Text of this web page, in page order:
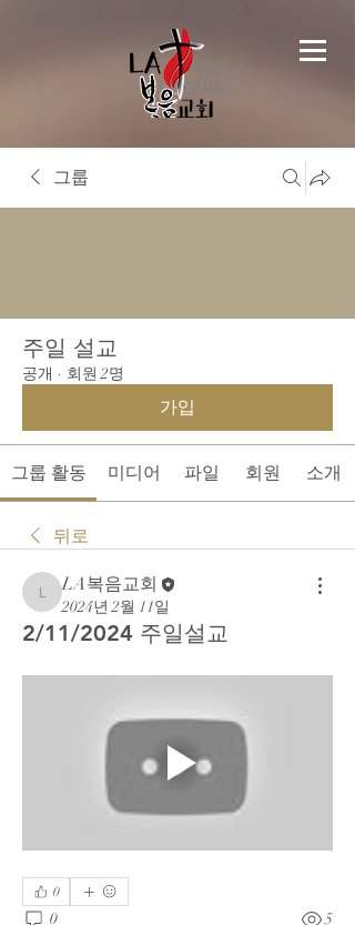
그룹
주일 설교
공개 · 회원 2명
가입
그룹 활동 미디어 파일 회원 소개
뒤로
LA복음교회
LA복음교회
2024년 2월 11일
2/11/2024 주일설교
0
0 5